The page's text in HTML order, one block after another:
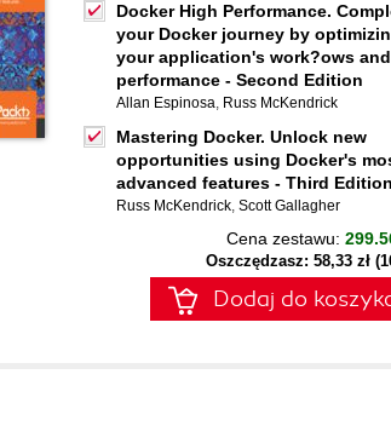
Docker High Performance.
your Docker journey by
your application's work?ows and
performance - Second Edition
Allan Espinosa, Russ McKendrick
Mastering Docker. Unlock new
opportunities using Docker's
advanced features - Third
Russ McKendrick, Scott Gallagher
Cena zestawu:
Oszczędzasz: 58,33 zł
Dodaj do